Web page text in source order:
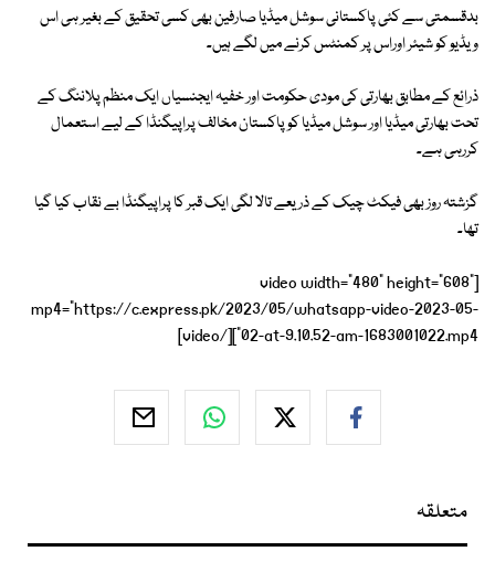
بدقسمتی سے کئی پاکستانی سوشل میڈیا صارفین بھی کسی تحقیق کے بغیر ہی اس
ویڈیو کو شیئر اوراس پر کمنٹس کرنے میں لگے ہیں۔
ذرائع کے مطابق بھارتی کی مودی حکومت اور خفیہ ایجنسیاں ایک منظم پلاننگ کے
تحت بھارتی میڈیا اور سوشل میڈیا کو پاکستان مخالف پراپیگنڈا کے لیے استعمال
کررہی ہے۔
گزشتہ روز بھی فیکٹ چیک کے ذریعے تالا لگی ایک قبر کا پراپیگنڈا بے نقاب کیا گیا
تھا۔
[video width="480" height="608"
mp4="https://c.express.pk/2023/05/whatsapp-video-2023-05-
02-at-9.10.52-am-1683001022.mp4"][/video]
متعلقہ